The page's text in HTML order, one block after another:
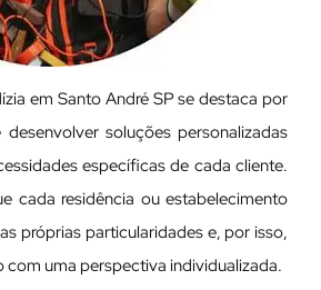
em Santo André SP se destaca por
soluções personalizadas
específicas de cada cliente.
cada residência ou estabelecimento
próprias particularidades e, por isso,
com uma perspectiva individualizada.